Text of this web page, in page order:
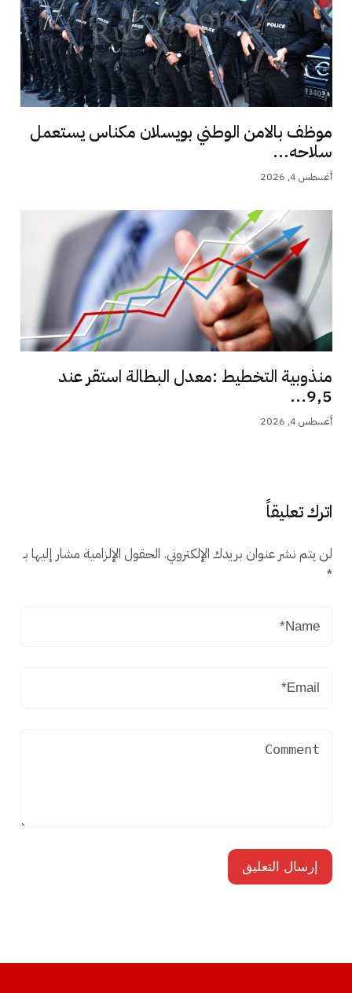
موظف بالامن الوطني بويسلان مكناس يستعمل
سلاحه...
أغسطس 4, 2026
منذوبية التخطيط :معدل البطالة استقر عند
9,5...
أغسطس 4, 2026
اترك تعليقاً
لن يتم نشر عنوان بريدك الإلكتروني. الحقول الإلزامية مشار إليها بـ
*